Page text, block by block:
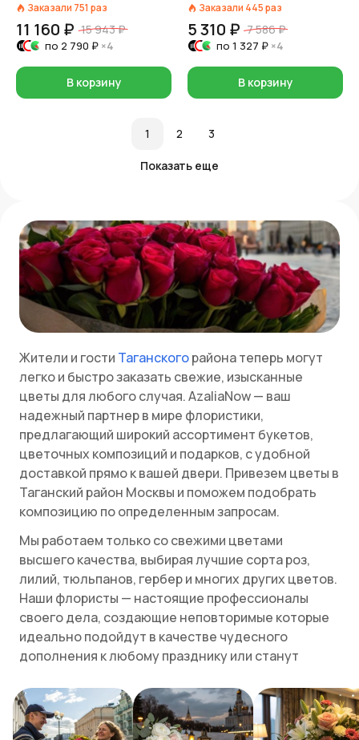
Заказали 751 раз
11 160 ₽ 15 943 ₽
по 2 790 ₽ ×4
В корзину
Заказали 445раз
5 310 ₽ 7 586 ₽
по 1 327 ₽ ×4
В корзину
1 2 3
Показать еще
Жители и гости Таганскогорайона теперь могут
легко и быстро заказать свежие, изысканные
цветы для любого случая. AzaliaNow — ваш
надежный партнер в мире флористики,
предлагающий широкий ассортимент букетов,
цветочных композиций и подарков, с удобной
доставкой прямо к вашей двери. Привезем цветы в
Таганский район Москвы и поможем подобрать
композицию по определенным запросам.
Мы работаем только со свежими цветами
высшего качества, выбирая лучшие сорта роз,
лилий, тюльпанов, гербер и многих других цветов.
Наши флористы — настоящие профессионалы
своего дела, создающие неповторимые которые
идеально подойдут в качестве чудесного
дополнения к любому празднику или станут
Таганский район — исторический район
Москвы